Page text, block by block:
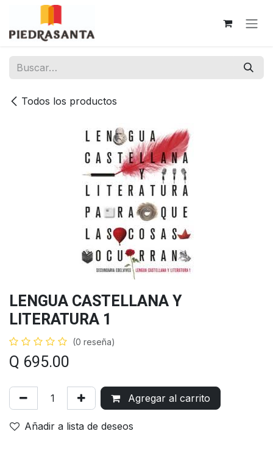
Ir al contenido
Todos los productos
LENGUA CASTELLANA Y
LITERATURA 1
(0 reseña)
Q 695.00
Agregar al carrito
Añadir a lista de deseos